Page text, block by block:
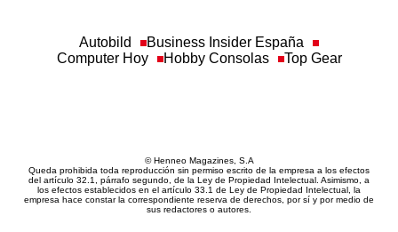
Autobild
Business Insider España
Computer Hoy
Hobby Consolas Top Gear
© Henneo Magazines, S.A
Queda prohibida toda reproducción sin permiso escrito de la empresa a los efectos
del artículo 32.1, párrafo segundo, de la Ley de Propiedad Intelectual. Asimismo, a
los efectos establecidos en el artículo 33.1 de Ley de Propiedad Intelectual, la
empresa hace constar la correspondiente reserva de derechos, por sí y por medio de
sus redactores o autores.